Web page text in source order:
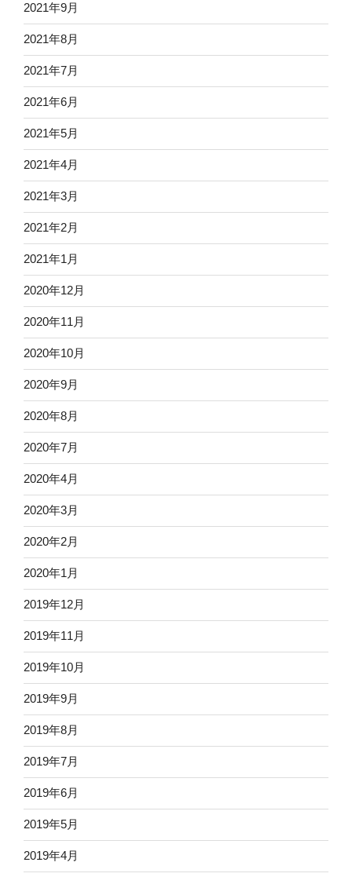
2021年9月
2021年8月
2021年7月
2021年6月
2021年5月
2021年4月
2021年3月
2021年2月
2021年1月
2020年12月
2020年11月
2020年10月
2020年9月
2020年8月
2020年7月
2020年4月
2020年3月
2020年2月
2020年1月
2019年12月
2019年11月
2019年10月
2019年9月
2019年8月
2019年7月
2019年6月
2019年5月
2019年4月